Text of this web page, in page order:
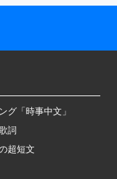
グ「時事中文」
詞
超短文